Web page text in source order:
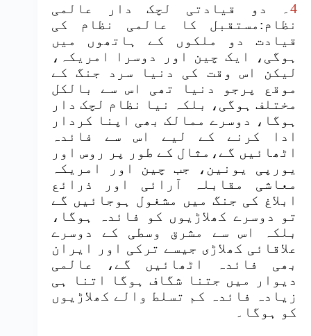
4۔ دو قیادتی لچک دار عالمی
نظام:مستقبل کا عالمی نظام کی
قیادت دو ملکوں کے ہاتھوں میں
ہوگی، ایک چین اور دوسرا امریکہ،
لیکن اس وقت کی دنیا سرد جنگ کے
موقع پرجو دنیا تھی اس سے بالکل
مختلف ہوگی، بلکہ نیا نظام لچک دار
ہوگا، دوسرے ممالک بھی اپنا کردار
ادا کرنے کے لیے اس سے فائدہ
اٹھائیں گے،مثال کے طور پر روس اور
یورپی یونین، جب چین اور امریکہ
معاشی مقابلہ آرائی اور ذرائع
ابلاغ کی جنگ میں مشغول ہوجائیں گے
تو دوسرے کھلاڑیوں کو فائدہ ہوگا،
بلکہ اس سے مشرق وسطی کے دوسرے
علاقائی کھلاڑی جیسے ترکی اور ایران
بھی فائدہ اٹھائیں گے، عالمی
دیوار میں جتنا شگاف ہوگا اتنا ہی
زیادہ فائدہ کم تسلط والے کھلاڑیوں
کو ہوگا۔